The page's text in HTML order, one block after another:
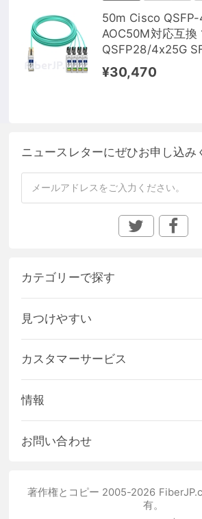
50m Cisco
AOC50M対応互換
QSFP28/4x25G
ウトアクティブオ
ブル（AOC）
¥30,470
ニュースレターにぜひお申し込み
カテゴリーで探す
見つけやすい
カスタマーサービス
情報
お問い合わせ
著作権とコピー 2005-2026
有。